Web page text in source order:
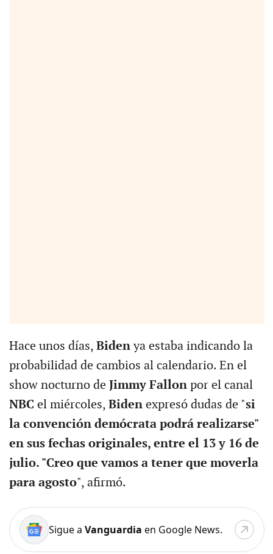
Hace unos días, Bidenya estaba indicando la
probabilidad de cambios al calendario. En el
show nocturno de Jimmy Fallonpor el canal
NBC el miércoles, Bidenexpresó dudas de "si
la convención demócrata podrá realizarse"
en sus fechas originales, entre el 13 y 16 de
julio. "Creo que vamos a tener que moverla
para agosto", afirmó.
Sigue a Vanguardia en Google News.